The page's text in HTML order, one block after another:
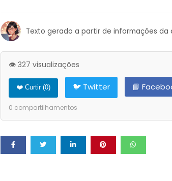
Filhos
Notícias
Opinião
Pets
Receitas
Texto gerado a partir de informações da
👁️ 327 visualizações
❤️ Curtir (0) 🐦 Twitter 📘
0 compartilhamentos